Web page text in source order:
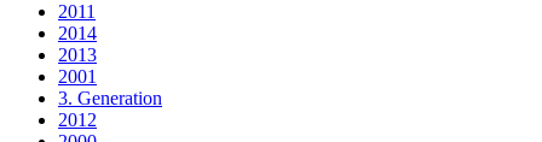
2011
2014
2013
2001
3. Generation
2012